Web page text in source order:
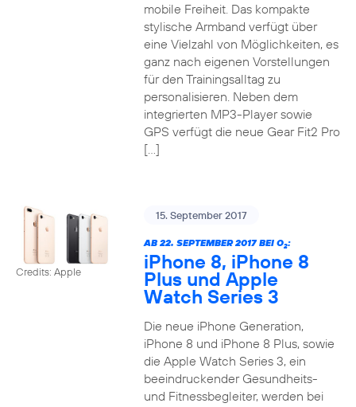
mobile Freiheit. Das kompakte
stylische Armband verfügt über
eine Vielzahl von Möglichkeiten, es
ganz nach eigenen Vorstellungen
für den Trainingsalltag zu
personalisieren. Neben dem
integrierten MP3-Player sowie
GPS verfügt die neue Gear Fit2 Pro
[…]
Credits: Apple
15. September 2017
AB 22. SEPTEMBER 2017 BEI O2:
iPhone 8, iPhone 8
Plus und Apple
Watch Series 3
Die neue iPhone Generation,
iPhone 8 und iPhone 8 Plus, sowie
die Apple Watch Series 3, ein
beeindruckender Gesundheits-
und Fitnessbegleiter, werden bei